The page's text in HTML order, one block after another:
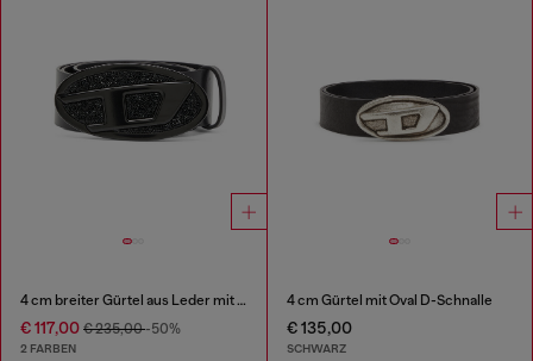
4 cm breiter Gürtel aus Leder mit Strass-Oval D-Schnalle
€ 117,00 € 235,00-50%
2 FARBEN
4 cm Gürtel mit Oval D-Schnalle
€ 135,00
SCHWARZ